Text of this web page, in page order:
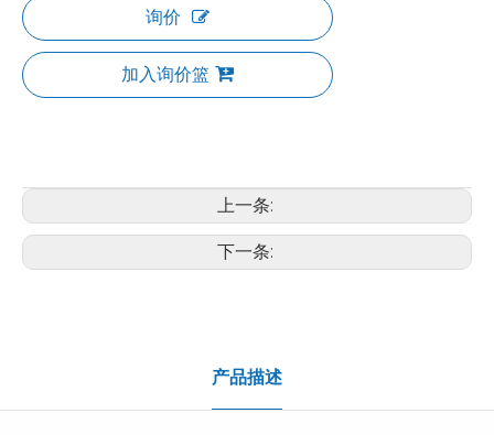
询价
加入询价篮
上一条:
下一条:
产品描述